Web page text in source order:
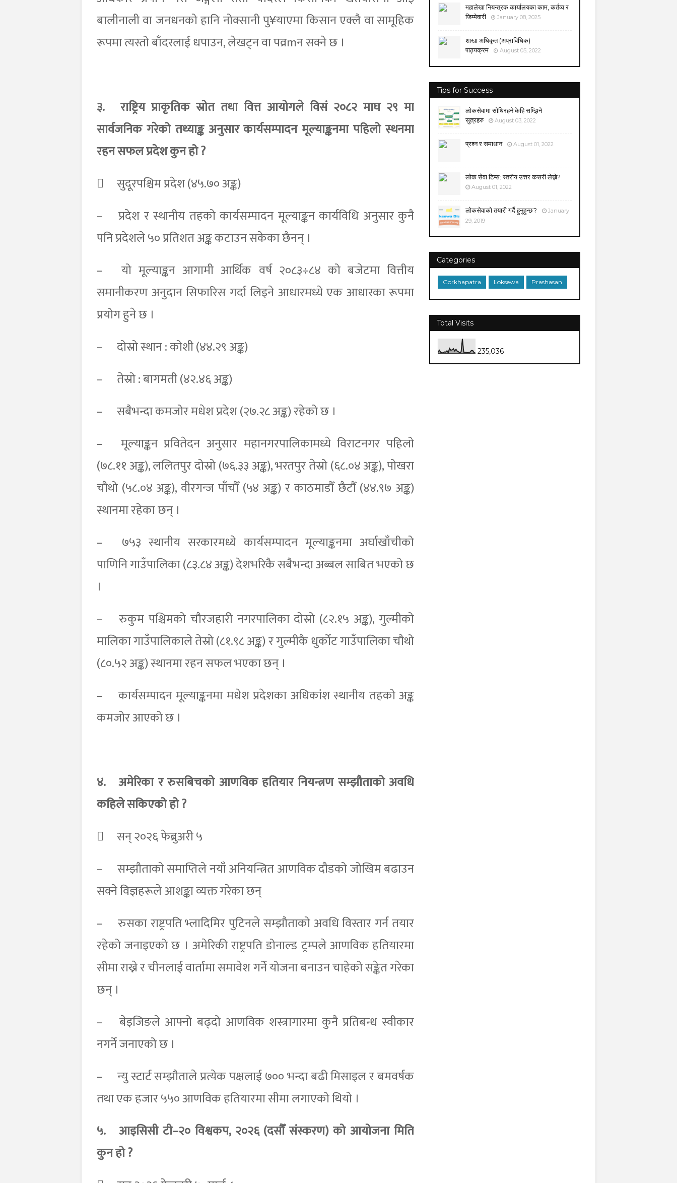
बालीनाली वा जनधनको हानि नोक्सानी पु¥याएमा किसान एक्लै वा सामूहिक
रूपमा त्यस्तो बाँदरलाई धपाउन, लेखट्न वा पव्रmन सक्ने छ ।
३.
राष्ट्रिय प्राकृतिक स्रोत तथा वित्त आयोगले विसं २०८२ माघ २९ मा
सार्वजनिक गरेको तथ्याङ्क अनुसार कार्यसम्पादन मूल्याङ्कनमा पहिलो स्थनमा
रहन सफल प्रदेश कुन हो ?

सुदूरपश्चिम प्रदेश (४५.७० अङ्क)
–
प्रदेश र स्थानीय तहको कार्यसम्पादन मूल्याङ्कन कार्यविधि अनुसार कुनै
पनि प्रदेशले ५० प्रतिशत अङ्क कटाउन सकेका छैनन् ।
–
यो मूल्याङ्कन आगामी आर्थिक वर्ष २०८३÷८४ को बजेटमा वित्तीय
समानीकरण अनुदान सिफारिस गर्दा लिइने आधारमध्ये एक आधारका रूपमा
प्रयोग हुने छ ।
–
दोस्रो स्थान : कोशी (४४.२९ अङ्क)
–
तेस्रो : बागमती (४२.४६ अङ्क)
–
सबैभन्दा कमजोर मधेश प्रदेश (२७.२८ अङ्क) रहेको छ ।
–
मूल्याङ्कन प्रवितेदन अनुसार महानगरपालिकामध्ये विराटनगर पहिलो
(७८.११ अङ्क), ललितपुर दोस्रो (७६.३३ अङ्क), भरतपुर तेस्रो (६८.०४ अङ्क), पोखरा
चौथो (५८.०४ अङ्क), वीरगन्ज पाँचौँ (५४ अङ्क) र काठमाडौँ छैटौँ (४४.९७ अङ्क)
स्थानमा रहेका छन् ।
–
७५३ स्थानीय सरकारमध्ये कार्यसम्पादन मूल्याङ्कनमा अर्घाखाँचीको
पाणिनि गाउँपालिका (८३.८४ अङ्क) देशभरिकै सबैभन्दा अब्बल साबित भएको छ
।
–
रुकुम पश्चिमको चौरजहारी नगरपालिका दोस्रो (८२.१५ अङ्क), गुल्मीको
मालिका गाउँपालिकाले तेस्रो (८१.९८ अङ्क) र गुल्मीकै धुर्कोट गाउँपालिका चौथो
(८०.५२ अङ्क) स्थानमा रहन सफल भएका छन् ।
–
कार्यसम्पादन मूल्याङ्कनमा मधेश प्रदेशका अधिकांश स्थानीय तहको अङ्क
कमजोर आएको छ ।
४.
अमेरिका र रुसबिचको आणविक हतियार नियन्त्रण सम्झौताको अवधि
कहिले सकिएको हो ?

सन् २०२६ फेब्रुअरी ५
–
सम्झौताको समाप्तिले नयाँ अनियन्त्रित आणविक दौडको जोखिम बढाउन
सक्ने विज्ञहरूले आशङ्का व्यक्त गरेका छन्
–
रुसका राष्ट्रपति भ्लादिमिर पुटिनले सम्झौताको अवधि विस्तार गर्न तयार
रहेको जनाइएको छ । अमेरिकी राष्ट्रपति डोनाल्ड ट्रम्पले आणविक हतियारमा
सीमा राख्ने र चीनलाई वार्तामा समावेश गर्ने योजना बनाउन चाहेको सङ्केत गरेका
छन् ।
–
बेइजिङले आफ्नो बढ्दो आणविक शस्त्रागारमा कुनै प्रतिबन्ध स्वीकार
नगर्ने जनाएको छ ।
–
न्यु स्टार्ट सम्झौताले प्रत्येक पक्षलाई ७०० भन्दा बढी मिसाइल र बमवर्षक
तथा एक हजार ५५० आणविक हतियारमा सीमा लगाएको थियो ।
५.
आइसिसी टी–२० विश्वकप, २०२६ (दसौँ संस्करण) को आयोजना मिति
कुन हो ?
महालेखा नियन्त्रक कार्यालयका काम, कर्तव्य र
जिम्मेवारी
January 08, 2025
शाखा अधिकृत (अप्राविधिक)
पाठ्यक्रम
August 05, 2022
Tips for Success
लोकसेवामा सोधिरहने केहि सम्झिने
सुत्रहरु
August 03, 2022
प्रश्न र समाधान August 01, 2022
लोक सेवा टिप्स: स्तरीय उत्तर कसरी लेख्ने?
August 01, 2022
लोकसेवाको तयारी गर्दै हुनुहुन्छ ?
January
29, 2019
Categories
Gorkhapatra Loksewa Prashasan
Total Visits
235,036
सस्तोमा स्तरीय अनलाइन सामग्रीखोज्दै हुनुहुन्छ?
📚Loksewa Diary— तपाईंको अध्ययन यात्राको भरपर्दो साथी!
✅ नियमित अपडेट हुने नोट्स
✅ अभ्यास प्रश्नसहित तयारी सामग्री
👉 यहाँ क्लिक गर्नुहोस्
📌 Loksewa Diary — तपाईंको सफलता अब टाढा छैन!